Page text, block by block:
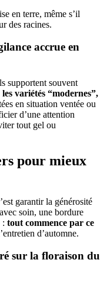
en terre, même s’il
des racines.
accrue en
supportent souvent
les variétés “modernes”,
en situation ventée ou
d’une attention
tout gel ou
pour mieux
garantir la générosité
soin, une bordure
: tout commence par ce
d’automne.
sur la floraison du